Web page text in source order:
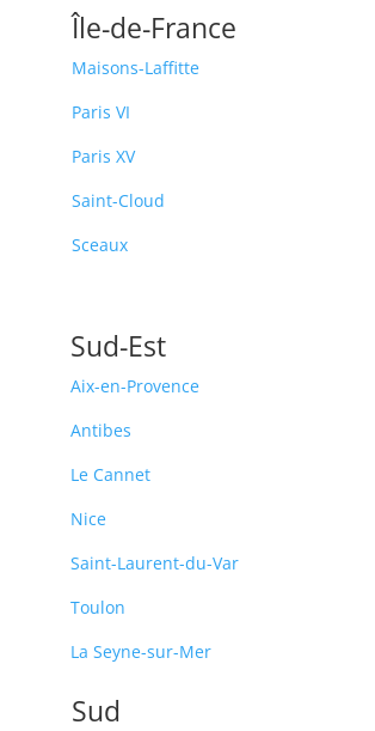
Île-de-France
Maisons-Laffitte
Paris VI
Paris XV
Saint-Cloud
Sceaux
Sud-Est
Aix-en-Provence
Antibes
Le Cannet
Nice
Saint-Laurent-du-Var
Toulon
La Seyne-sur-Mer
Sud